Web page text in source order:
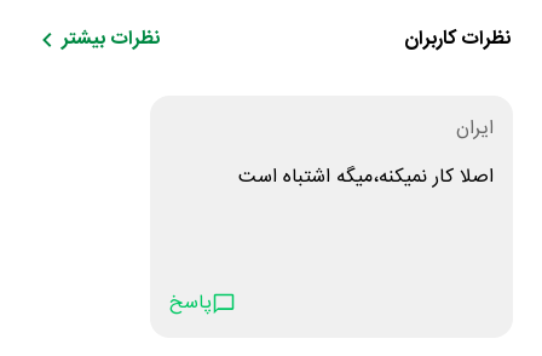
نظرات کاربران نظرات بیشتر
ایران
اصلا کار نمیکنه،میگه اشتباه است
پاسخ